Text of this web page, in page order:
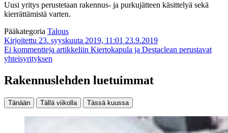
Uusi yritys perustetaan rakennus- ja purkujätteen käsittelyä sekä
kierrättämistä varten.
Pääkategoria Talous
Kirjoitettu 23. syyskuuta 2019, 11:01 23.9.2019
Ei kommentteja artikkeliin Kiertokapula ja Destaclean perustavat
yhteisyrityksen
Rakennuslehden luetuimmat
Tänään Tällä viikolla Tässä kuussa